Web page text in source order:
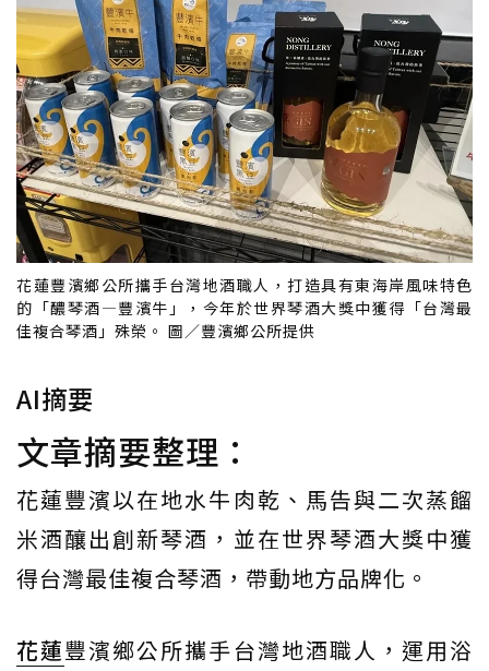
花蓮豐濱鄉公所攜手台灣地酒職人，打造具有東海岸風味特色
的「醲琴酒—豐濱牛」，今年於世界琴酒大獎中獲得「台灣最
佳複合琴酒」殊榮。 圖／豐濱鄉公所提供
AI摘要
文章摘要整理：
花蓮豐濱以在地水牛肉乾、馬告與二次蒸餾
米酒釀出創新琴酒，並在世界琴酒大獎中獲
得台灣最佳複合琴酒，帶動地方品牌化。
花蓮豐濱鄉公所攜手台灣地酒職人，運用浴